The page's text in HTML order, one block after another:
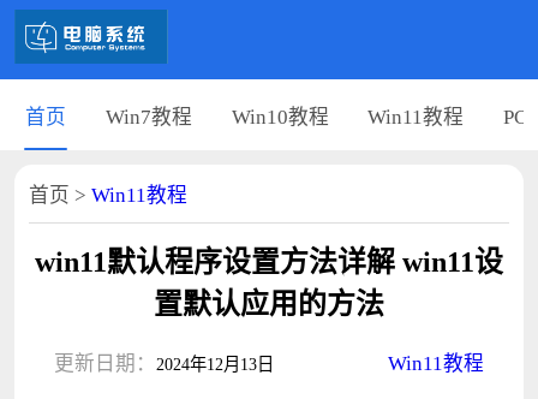
首页 Win7教程 Win10教程 Win11教程 PC
首页 > Win11教程
win11默认程序设置方法详解 win11设
置默认应用的方法
更新日期： 2024年12月13日 Win11教程